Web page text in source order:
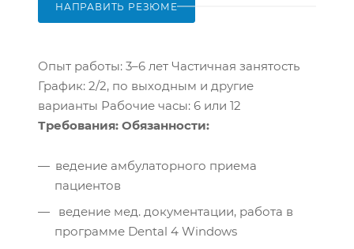
НАПРАВИТЬ РЕЗЮМЕ
Опыт работы: 3–6 лет Частичная занятость
График: 2/2, по выходным и другие
варианты Рабочие часы: 6 или 12
Требования: Обязанности:
ведение амбулаторного приема
пациентов
ведение мед. документации, работа в
программе Dental 4 Windows